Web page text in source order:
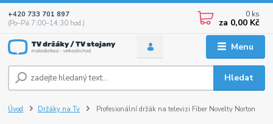
Menu
Hledat
+420 733 701 897
(Po–Pá 7:00–14:30 hod.)
0 ks
za 0,00 Kč
Úvod Držáky na Tv Profesionální držák na televizi Fiber Novelty Norton